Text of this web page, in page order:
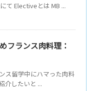
て Electiveとは MB ...
フランス肉料理：
ス留学中にハマった肉料
介したいと ...